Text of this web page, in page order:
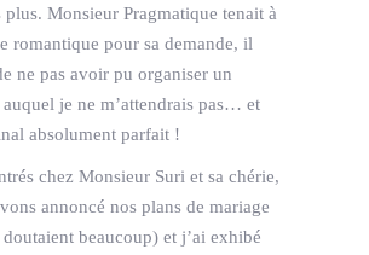
plus. Monsieur Pragmatique tenait à
romantique pour sa demande, il
ne pas avoir pu organiser un
auquel je ne m’attendrais pas… et
absolument parfait !
chez Monsieur Suri et sa chérie,
annoncé nos plans de mariage
beaucoup) et j’ai exhibé